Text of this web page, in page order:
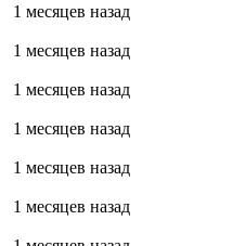
1 месяцев назад
1 месяцев назад
1 месяцев назад
1 месяцев назад
1 месяцев назад
1 месяцев назад